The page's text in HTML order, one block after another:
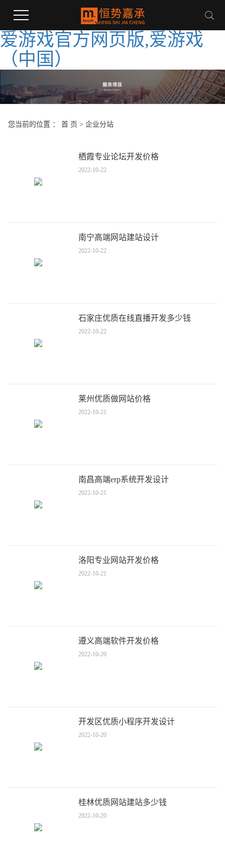
爱游戏官方网页版,爱游戏
（中国）
您当前的位置 ： 首 页 > 企业分站
栖霞专业论坛开发价格
2022-10-22
南宁高端网站建站设计
2022-10-22
石家庄优质在线直播开发多少钱
2022-10-22
莱州优质做网站价格
2022-10-21
南昌高端erp系统开发设计
2022-10-21
洛阳专业网站开发价格
2022-10-21
遵义高端软件开发价格
2022-10-20
开发区优质小程序开发设计
2022-10-20
桂林优质网站建站多少钱
2022-10-20